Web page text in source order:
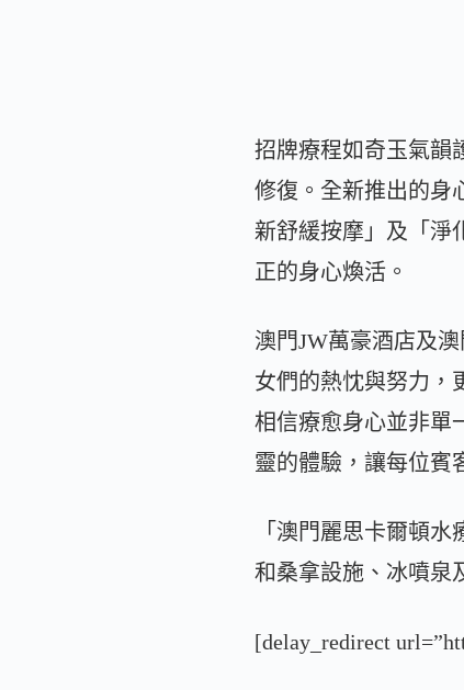
招牌療程如奇玉氣韻
修復。全新推出的身
新舒緩按摩」及「淨
正的身心煥活。
澳門JW萬豪酒店及
女們的熱忱與努力，
相信療愈身心並非單
靈的體驗，讓每位賓
「澳門麗思卡爾頓
和桑拿設施、冰噴泉
[delay_redirect